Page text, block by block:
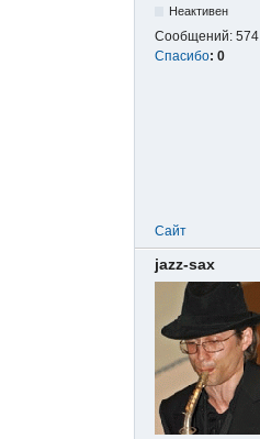
Неактивен
Сообщений: 574
Спасибо: 0
Сайт
jazz-sax